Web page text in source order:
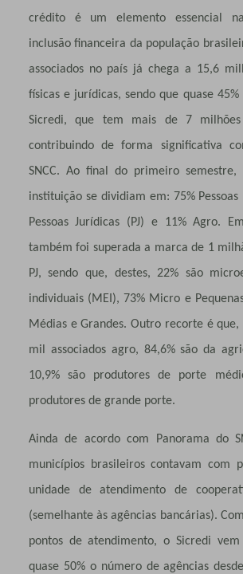
crédito é um elemento essencial
inclusão financeira da população
associados no país já chega a 15,6
físicas e jurídicas, sendo que quase
Sicredi, que tem mais de 7 milhões
contribuindo de forma significativa
SNCC. Ao final do primeiro semestre,
instituição se dividiam em: 75% Pessoas
Pessoas Jurídicas (PJ) e 11% Agro.
também foi superada a marca de 1
PJ, sendo que, destes, 22% são
individuais (MEI), 73% Micro e
Médias e Grandes. Outro recorte é que,
mil associados agro, 84,6% são da
10,9% são produtores de porte
produtores de grande porte.
Ainda de acordo com Panorama do
municípios brasileiros contavam com
unidade de atendimento de
(semelhante às agências bancárias).
pontos de atendimento, o Sicredi vem
quase 50% o número de agências